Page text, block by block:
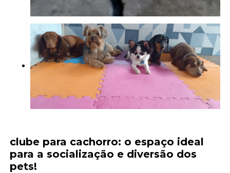
clube para cachorro: o espaço ideal
para a socialização e diversão dos
pets!